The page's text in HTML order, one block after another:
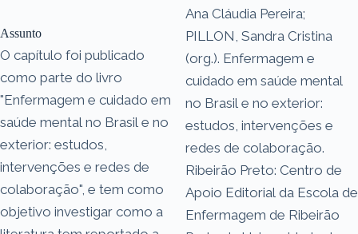
Assunto
O capítulo foi publicado
como parte do livro
"Enfermagem e cuidado em
saúde mental no Brasil e no
exterior: estudos,
intervenções e redes de
colaboração", e tem como
objetivo investigar como a
Ana Cláudia Pereira;
PILLON, Sandra Cristina
(org.). Enfermagem e
cuidado em saúde mental
no Brasil e no exterior:
estudos, intervenções e
redes de colaboração.
Ribeirão Preto: Centro de
Apoio Editorial da Escola de
Enfermagem de Ribeirão